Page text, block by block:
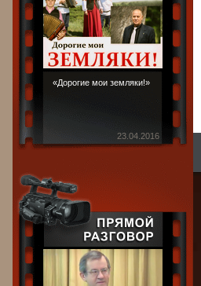
«Дорогие мои земляки!»
23.04.2016